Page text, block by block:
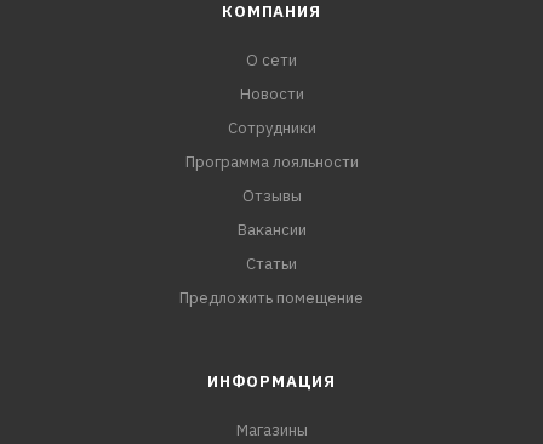
КОМПАНИЯ
О сети
Новости
Сотрудники
Программа лояльности
Отзывы
Вакансии
Статьи
Предложить помещение
ИНФОРМАЦИЯ
Магазины